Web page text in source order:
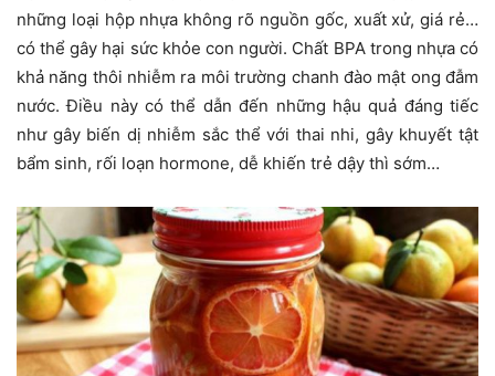
những loại hộp nhựa không rõ nguồn gốc, xuất xử, giá rẻ…
có thể gây hại sức khỏe con người. Chất BPA trong nhựa có
khả năng thôi nhiễm ra môi trường chanh đào mật ong đẫm
nước. Điều này có thể dẫn đến những hậu quả đáng tiếc
như gây biến dị nhiễm sắc thể với thai nhi, gây khuyết tật
bẩm sinh, rối loạn hormone, dễ khiến trẻ dậy thì sớm…